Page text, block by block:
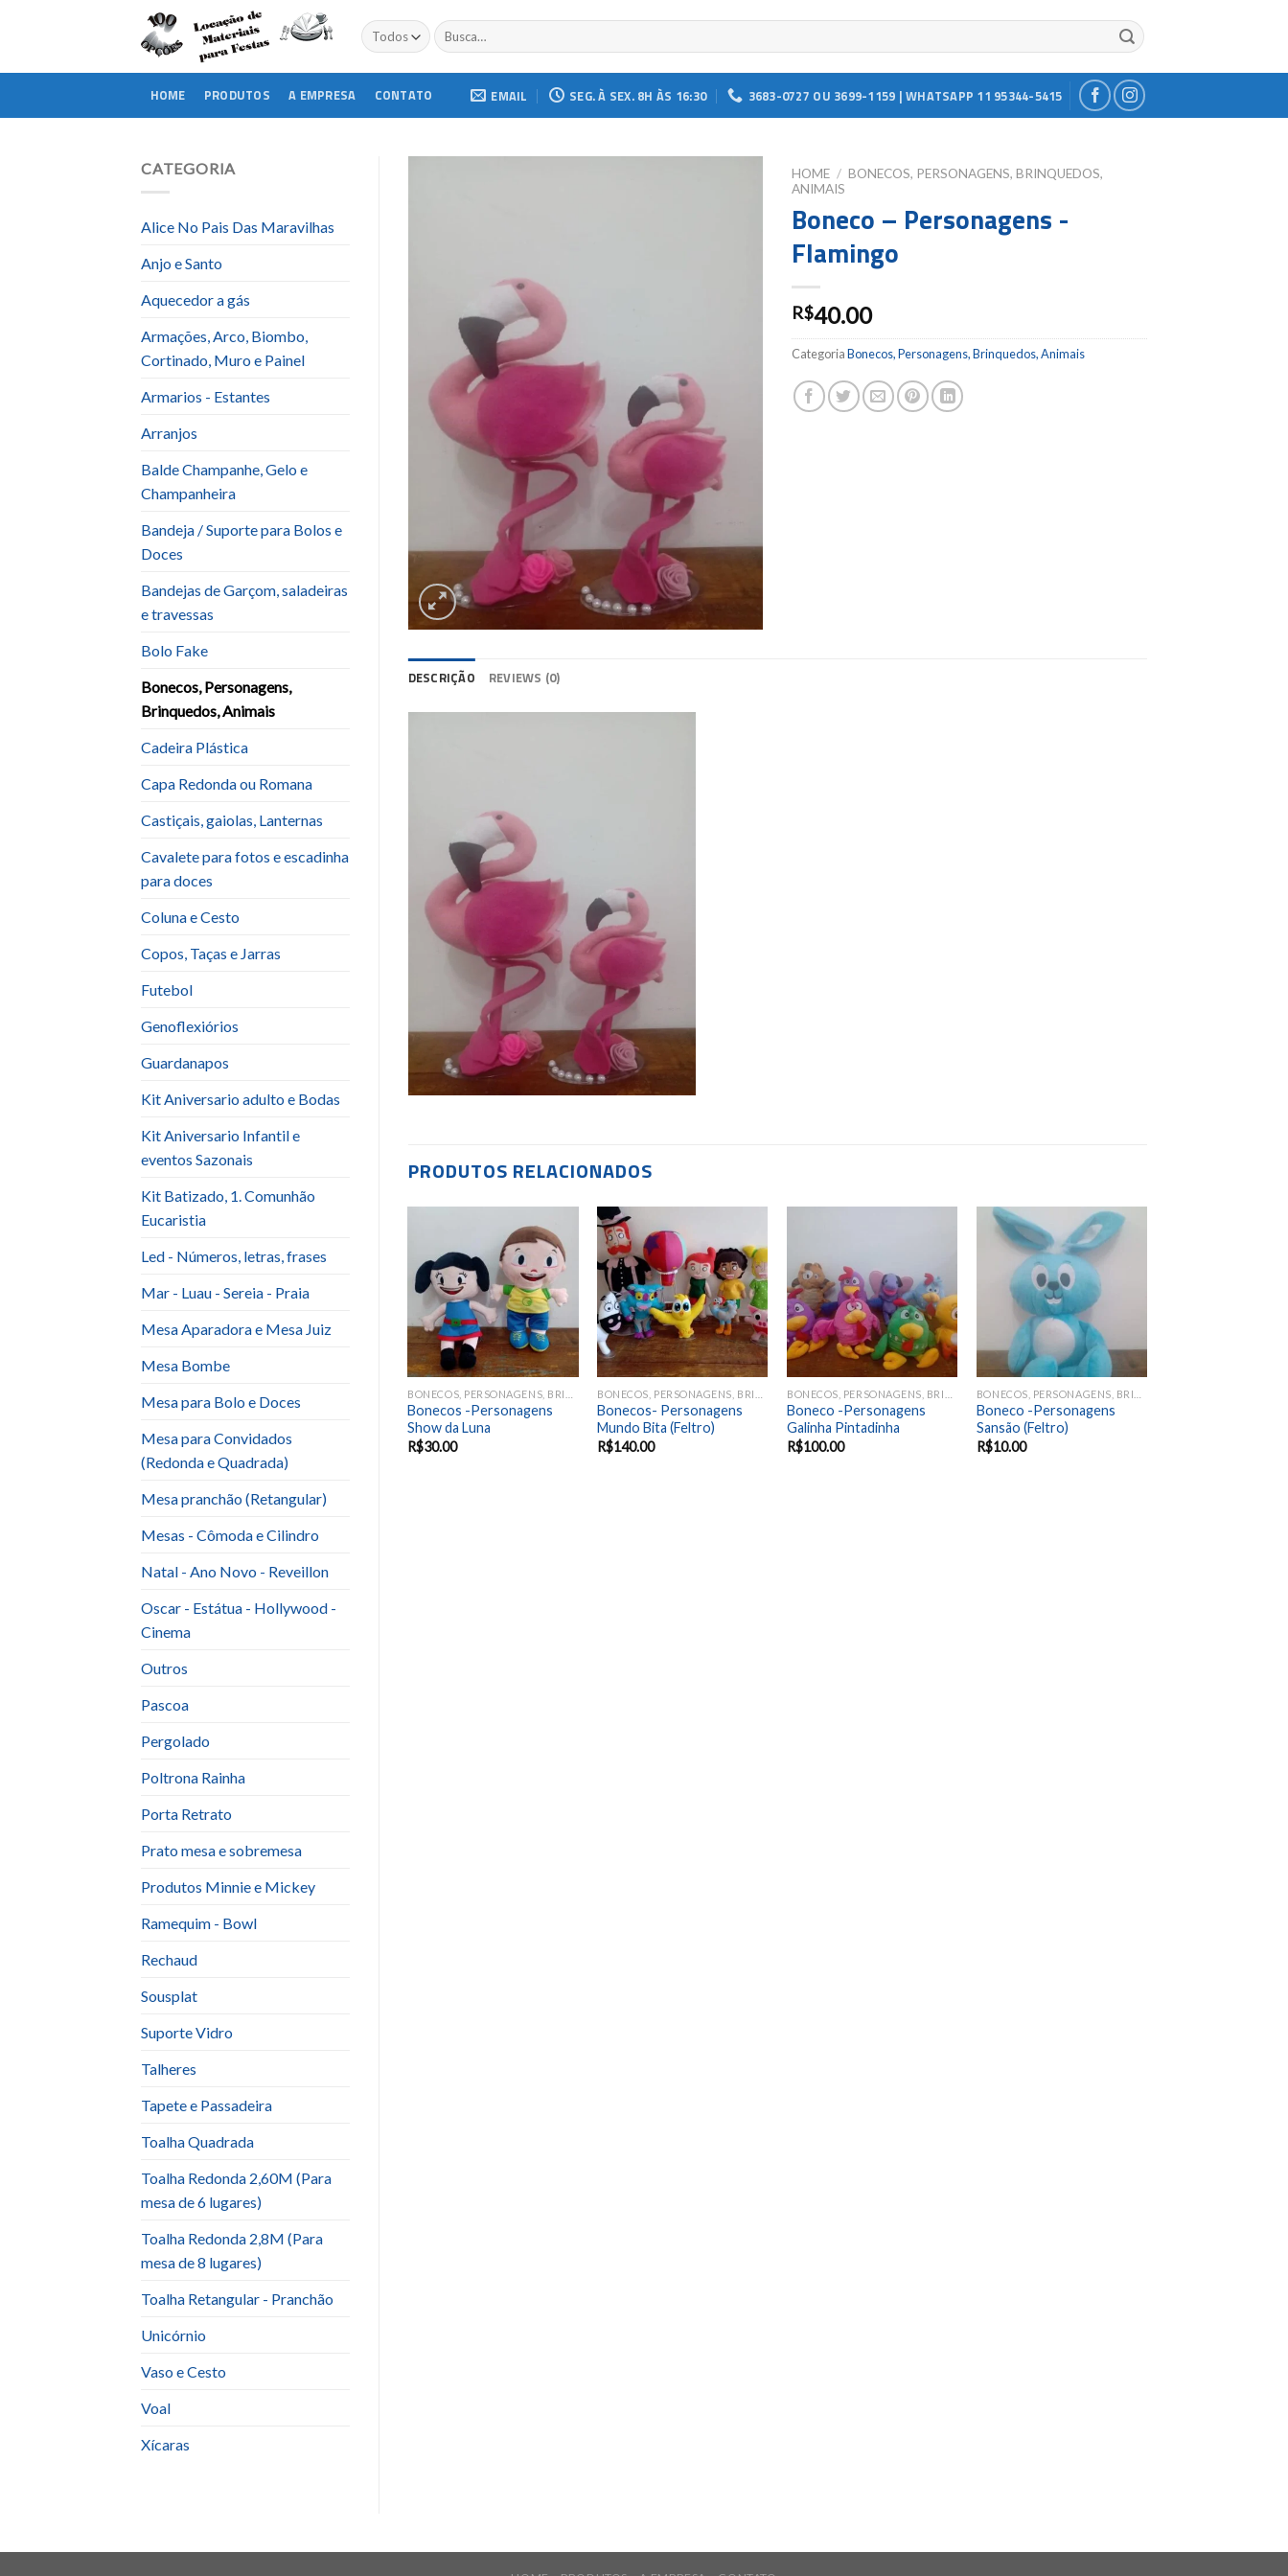
Buscar
por:
HOME PRODUTOS A EMPRESA CONTATO EMAIL SEG. À SEX. 8H ÀS 16:30 3683-0727 OU 3699-1159 | WHATSAPP 11 95344-5415
CATEGORIA
Alice No Pais Das Maravilhas
Anjo e Santo
Aquecedor a gás
Armações, Arco, Biombo,
Cortinado, Muro e Painel
Armarios - Estantes
Arranjos
Balde Champanhe, Gelo e
Champanheira
Bandeja / Suporte para Bolos e
Doces
Bandejas de Garçom, saladeiras
e travessas
Bolo Fake
Bonecos, Personagens,
Brinquedos, Animais
Cadeira Plástica
Capa Redonda ou Romana
Castiçais, gaiolas, Lanternas
Cavalete para fotos e escadinha
para doces
Coluna e Cesto
Copos, Taças e Jarras
Futebol
Genoflexiórios
Guardanapos
Kit Aniversario adulto e Bodas
Kit Aniversario Infantil e
eventos Sazonais
Kit Batizado, 1. Comunhão
Eucaristia
Led - Números, letras, frases
Mar - Luau - Sereia - Praia
Mesa Aparadora e Mesa Juiz
Mesa Bombe
Mesa para Bolo e Doces
Mesa para Convidados
(Redonda e Quadrada)
Mesa pranchão (Retangular)
Mesas - Cômoda e Cilindro
Natal - Ano Novo - Reveillon
Oscar - Estátua - Hollywood -
Cinema
Outros
Pascoa
Pergolado
Poltrona Rainha
Porta Retrato
Prato mesa e sobremesa
Produtos Minnie e Mickey
Ramequim - Bowl
Rechaud
Sousplat
Suporte Vidro
Talheres
Tapete e Passadeira
Toalha Quadrada
Toalha Redonda 2,60M (Para
mesa de 6 lugares)
Toalha Redonda 2,8M (Para
mesa de 8 lugares)
Toalha Retangular - Pranchão
Unicórnio
Vaso e Cesto
Voal
Xícaras
HOME / BONECOS, PERSONAGENS, BRINQUEDOS,
ANIMAIS
Boneco – Personagens -
Flamingo
R$40.00
CategoriaBonecos, Personagens, Brinquedos, Animais
DESCRIÇÃO REVIEWS (0)
PRODUTOS RELACIONADOS
Add to
wishlist
Bonecos -Personagens
Show da Luna
R$30.00
Add to
wishlist
Bonecos- Personagens
Mundo Bita (Feltro)
R$140.00
wishlist
Boneco -Personagens
Galinha Pintadinha
R$100.00
wishlist
Boneco -Personagens
Sansão (Feltro)
R$10.00
Add to
Boneco – Personagens -
Bonecos-Personagens
R$100.00